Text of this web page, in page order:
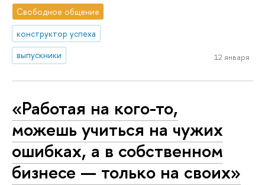
Свободное общение
конструктор успеха
выпускники
12 января
«Работая на кого-то,
можешь учиться на чужих
ошибках, а в собственном
бизнесе — только на своих»